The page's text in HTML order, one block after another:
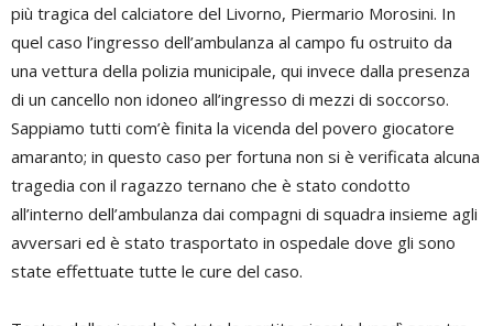
più tragica del calciatore del Livorno, Piermario Morosini. In
quel caso l’ingresso dell’ambulanza al campo fu ostruito da
una vettura della polizia municipale, qui invece dalla presenza
di un cancello non idoneo all’ingresso di mezzi di soccorso.
Sappiamo tutti com’è finita la vicenda del povero giocatore
amaranto; in questo caso per fortuna non si è verificata alcuna
tragedia con il ragazzo ternano che è stato condotto
all’interno dell’ambulanza dai compagni di squadra insieme agli
avversari ed è stato trasportato in ospedale dove gli sono
state effettuate tutte le cure del caso.